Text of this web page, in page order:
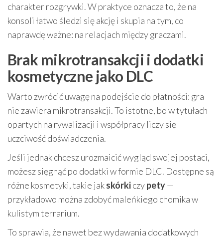
charakter rozgrywki. W praktyce oznacza to, że na
konsoli łatwo śledzi się akcję i skupia na tym, co
naprawdę ważne: na relacjach między graczami.
Brak mikrotransakcji i dodatki
kosmetyczne jako DLC
Warto zwrócić uwagę na podejście do płatności: gra
nie zawiera mikrotransakcji. To istotne, bo w tytułach
opartych na rywalizacji i współpracy liczy się
uczciwość doświadczenia.
Jeśli jednak chcesz urozmaicić wygląd swojej postaci,
możesz sięgnąć po dodatki w formie DLC. Dostępne są
różne kosmetyki, takie jakskórkiczypety—
przykładowo można zdobyć maleńkiego chomika w
kulistym terrarium.
To sprawia, że nawet bez wydawania dodatkowych